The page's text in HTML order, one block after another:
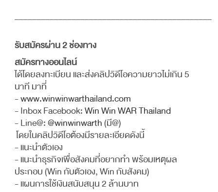
_____________________________________________
รับสมัครผ่าน 2 ช่องทาง
สมัครทางออนไลน์
ได้โดยลงทะเบียน และส่งคลิปวิดีโอความยาวไม่เกิน 5
นาที มาที่
-www.winwinwarthailand.com
- Inbox Facebook:Win Win WAR Thailand
- Line@:@winwinwarth(มี@)
โดยในคลิปวิดีโอต้องมีรายละเอียดดังนี้
- แนะนำตัวเอง
- แนะนำธุรกิจเพื่อสังคมที่อยากทำ พร้อมเหตุผล
ประกอบ (Win กับตัวเอง, Win กับสังคม)
- แผนการใช้เงินสนับสนุน 2 ล้านบาท